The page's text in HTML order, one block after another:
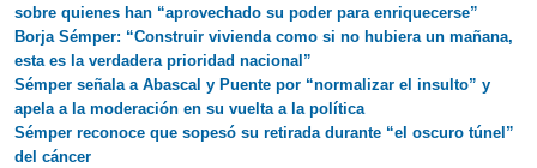
sobre quienes han “aprovechado su poder para enriquecerse”
Borja Sémper: “Construir vivienda como si no hubiera un mañana,
esta es la verdadera prioridad nacional”
Sémper señala a Abascal y Puente por “normalizar el insulto” y
apela a la moderación en su vuelta a la política
Sémper reconoce que sopesó su retirada durante “el oscuro túnel”
del cáncer